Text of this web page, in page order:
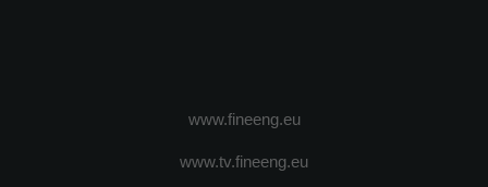
www.fineeng.eu
www.tv.fineeng.eu